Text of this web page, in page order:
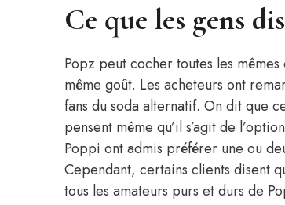
Ce que les gens
Popz peut cocher toutes les
même goût. Les acheteurs ont
fans du soda alternatif. On dit que
pensent même qu’il s’agit de
Poppi ont admis préférer une ou
Cependant, certains clients disent
tous les amateurs purs et durs de